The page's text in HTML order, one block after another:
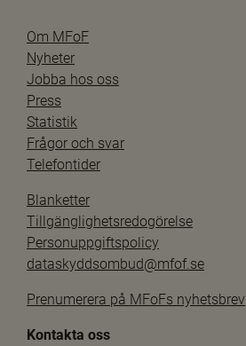
Om MFoF
Nyheter
Jobba hos oss
Press
Statistik
Frågor och svar
Telefontider
Blanketter
Tillgänglighetsredogörelse
Personuppgiftspolicy
dataskyddsombud@mfof.se
Prenumerera på MFoFs nyhetsbrev
Kontakta oss